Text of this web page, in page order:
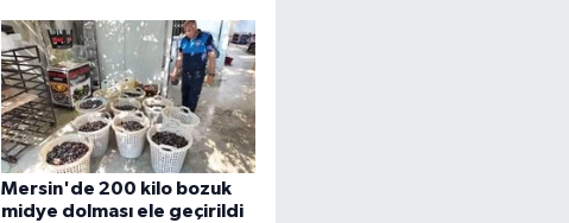
Mersin'de 200 kilo bozuk
midye dolması ele geçirildi